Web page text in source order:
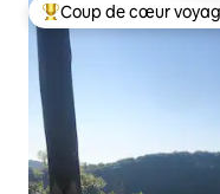
Coups de cœur
Coup de cœur